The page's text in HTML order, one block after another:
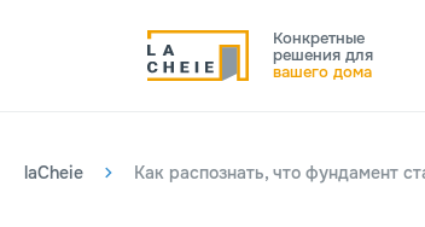
Конкретные
решения для
вашего дома
laCheie Как распознать, что фундамент старого дома нуждается в